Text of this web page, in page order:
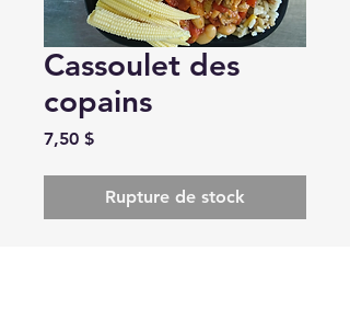
Cassoulet des
copains
7,50 $Prix
Rupture de stock